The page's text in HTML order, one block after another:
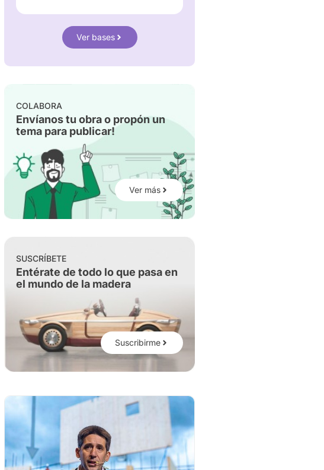
Ver bases
COLABORA
Envíanos tu obra o propón un
tema para publicar!
Ver más
SUSCRÍBETE
Entérate de todo lo que pasa en
el mundo de la madera
Suscribirme